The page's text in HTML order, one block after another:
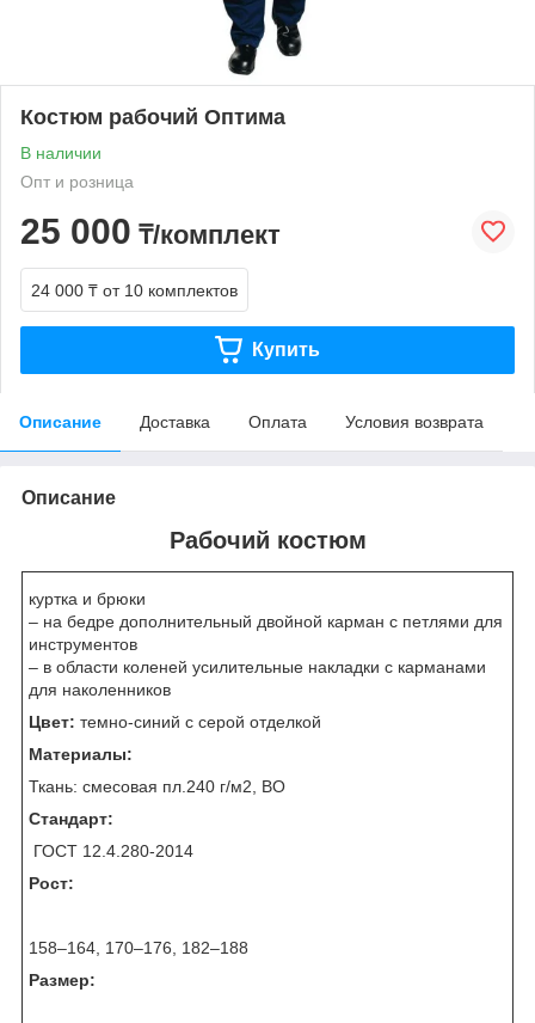
Костюм рабочий Оптима
В наличии
Опт и розница
25 000 ₸/комплект
24 000 ₸ от 10 комплектов
Купить
Описание Доставка Оплата Условия возврата
Описание
Рабочий костюм
куртка и брюки
– на бедре дополнительный двойной карман с петлями для
инструментов
– в области коленей усилительные накладки с карманами
для наколенников
Цвет: темно-синий с серой отделкой
Материалы:
Ткань: смесовая пл.240 г/м2, ВО
Стандарт:
ГОСТ 12.4.280-2014
Рост:
158–164, 170–176, 182–188
Размер: